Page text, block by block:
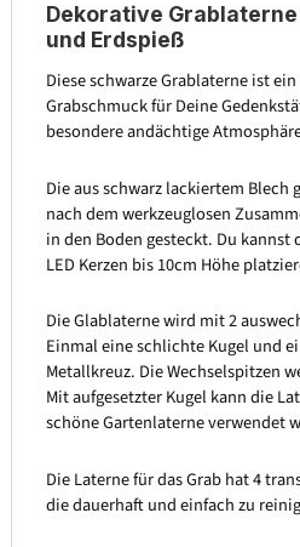
Dekorative Grablaterne
und Erdspieß
Diese schwarze Grablaterne ist
Grabschmuck für Deine
besondere andächtige
Die aus schwarz lackiertem
nach dem werkzeuglosen
in den Boden gesteckt. Du
LED Kerzen bis 10cm Höhe
Die Glablaterne wird mit 2
Einmal eine schlichte Kugel und
Metallkreuz. Die Wechselspitzen
Mit aufgesetzter Kugel kann die
schöne Gartenlaterne verwendet
Die Laterne für das Grab hat 4
die dauerhaft und einfach zu